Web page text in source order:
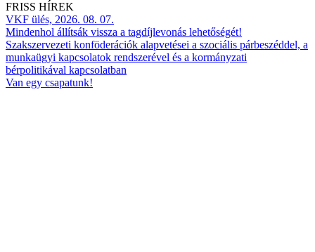
FRISS HÍREK
VKF ülés, 2026. 08. 07.
Mindenhol állítsák vissza a tagdíjlevonás lehetőségét!
Szakszervezeti konföderációk alapvetései a szociális párbeszéddel, a
munkaügyi kapcsolatok rendszerével és a kormányzati
bérpolitikával kapcsolatban
Van egy csapatunk!